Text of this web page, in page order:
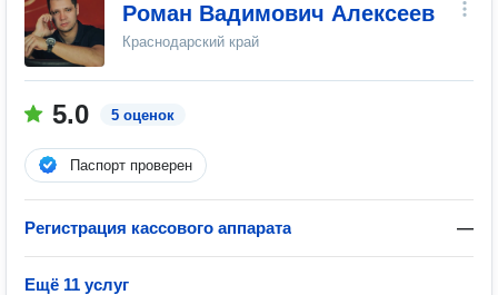
Роман Вадимович Алексеев
Краснодарский край
5.0 5 оценок
Паспорт проверен
Регистрация кассового аппарата —
Ещё 11 услуг